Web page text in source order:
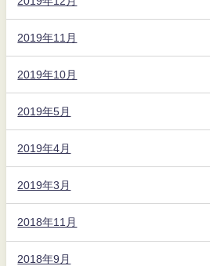
2019年11月
2019年10月
2019年5月
2019年4月
2019年3月
2018年11月
2018年9月